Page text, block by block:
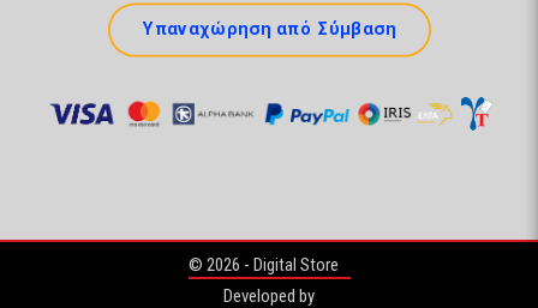
Υπαναχώρηση από Σύμβαση
© 2026 - Digital Store
Developed by